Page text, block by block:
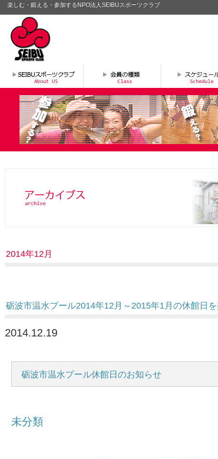
楽しむ・鍛える・参加するNPO法人SEIBUスポーツクラブ
2014年12月
砺波市温水プール2014年12月～2015年1月の休館日
2014.12.19
砺波市温水プール休館日のお知らせ
未分類